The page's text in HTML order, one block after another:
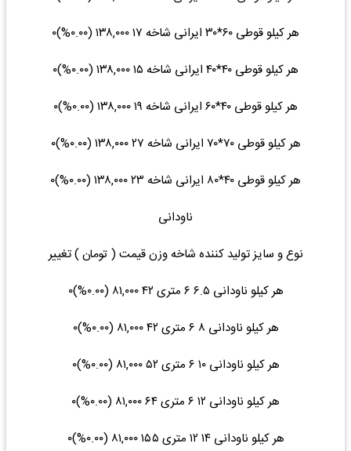
هر کیلو قوطی ۶۰*۳۰ ایرانی شاخه ۱۷ ۱۳۸,۰۰۰ (۰.۰۰%)۰
هر کیلو قوطی ۴۰*۴۰ ایرانی شاخه ۱۵ ۱۳۸,۰۰۰ (۰.۰۰%)۰
هر کیلو قوطی ۴۰*۶۰ ایرانی شاخه ۱۹ ۱۳۸,۰۰۰ (۰.۰۰%)۰
هر کیلو قوطی ۷۰*۷۰ ایرانی شاخه ۲۷ ۱۳۸,۰۰۰ (۰.۰۰%)۰
هر کیلو قوطی ۴۰*۸۰ ایرانی شاخه ۲۳ ۱۳۸,۰۰۰ (۰.۰۰%)۰
ناودانی
نوع و سایز تولید کننده شاخه وزن قیمت ( تومان ) تغییر
هر کیلو ناودانی ۶.۵ ۶ متری ۴۲ ۸۱,۰۰۰ (۰.۰۰%)۰
هر کیلو ناودانی ۸ ۶ متری ۴۲ ۸۱,۰۰۰ (۰.۰۰%)۰
هر کیلو ناودانی ۱۰ ۶ متری ۵۲ ۸۱,۰۰۰ (۰.۰۰%)۰
هر کیلو ناودانی ۱۲ ۶ متری ۶۴ ۸۱,۰۰۰ (۰.۰۰%)۰
هر کیلو ناودانی ۱۴ ۱۲ متری ۱۵۵ ۸۱,۰۰۰ (۰.۰۰%)۰